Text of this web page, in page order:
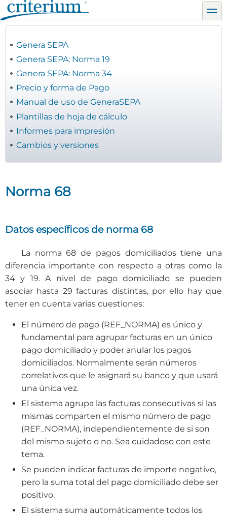
Pasar
al
principal
Genera SEPA
Genera SEPA: Norma 19
Genera SEPA: Norma 34
Precio y forma de Pago
Manual de uso de GeneraSEPA
Plantillas de hoja de cálculo
Informes para impresión
Cambios y versiones
Norma 68
Datos específicos de norma 68
La norma 68 de pagos domiciliados tiene una
diferencia importante con respecto a otras como la
34 y 19. A nivel de pago domiciliado se pueden
asociar hasta 29 facturas distintas, por ello hay que
tener en cuenta varias cuestiones:
El número de pago (REF_NORMA) es único y
fundamental para agrupar facturas en un único
pago domiciliado y poder anular los pagos
domiciliados. Normalmente serán números
correlativos que le asignará su banco y que usará
una única vez.
El sistema agrupa las facturas consecutivas si las
mismas comparten el mismo número de pago
(REF_NORMA), independientemente de si son
del mismo sujeto o no. Sea cuidadoso con este
tema.
Se pueden indicar facturas de importe negativo,
pero la suma total del pago domiciliado debe ser
positivo.
El sistema suma automáticamente todos los